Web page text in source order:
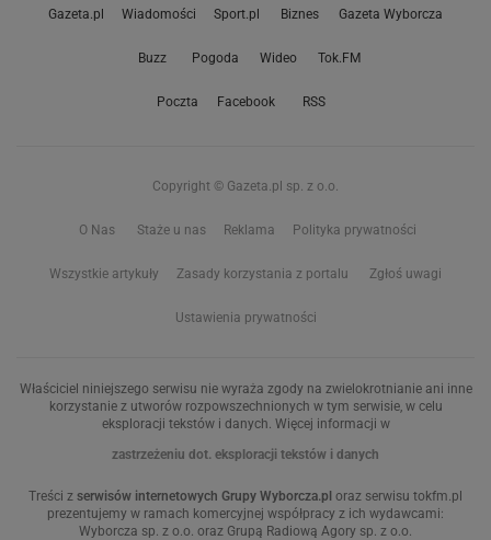
Gazeta.pl Wiadomości Sport.pl Biznes Gazeta Wyborcza
Buzz Pogoda Wideo Tok.FM
Poczta Facebook RSS
Copyright © Gazeta.pl sp. z o.o.
O Nas Staże u nas Reklama Polityka prywatności
Wszystkie artykuły Zasady korzystania z portalu Zgłoś uwagi
Ustawienia prywatności
Właściciel niniejszego serwisu nie wyraża zgody na zwielokrotnianie ani inne
korzystanie z utworów rozpowszechnionych w tym serwisie, w celu
eksploracji tekstów i danych. Więcej informacji w
zastrzeżeniu dot. eksploracji tekstów i danych
Treści z serwisów internetowych Grupy Wyborcza.pl oraz serwisu tokfm.pl
prezentujemy w ramach komercyjnej współpracy z ich wydawcami:
Wyborcza sp. z o.o. oraz Grupą Radiową Agory sp. z o.o.